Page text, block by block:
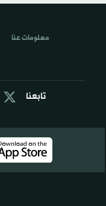
تابعنا
معلومات عنا